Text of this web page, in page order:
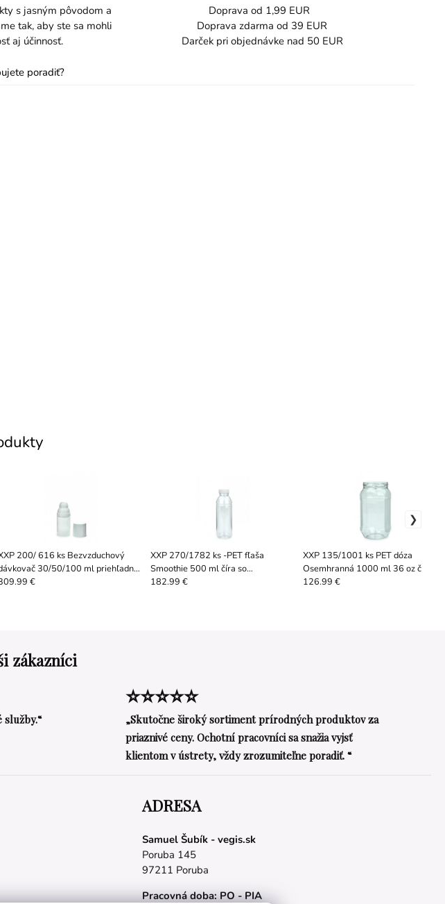
s jasným pôvodom a
tak, aby ste sa mohli
aj účinnosť.
Doprava od 1,99 EUR
Doprava zdarma od 39 EUR
Darček pri objednávke nad 50 EUR
poradiť?
200/ 616 ks Bezvzduchový
30/50/100 ml priehľadný
zatváracím viečkom
€
XXP 270/1782 ks -PET fľaša
Smoothie 500 ml číra so
skrutkovacím uzáverom
182.99 €
XXP 135/1001 ks PET dóza
Osemhranná 1000 ml 36 oz číra
veka, hrdlo 82 RTS
126.99 €
zákazníci
služby.“
⭐⭐⭐⭐⭐
„Skutočne široký sortiment prírodných produktov za
priaznivé ceny. Ochotní pracovníci sa snažia vyjsť
klientom v ústrety, vždy zrozumiteľne poradiť. “
ADRESA
Samuel Šubík - vegis.sk
Poruba 145
97211 Poruba
Pracovná doba: PO - PIA